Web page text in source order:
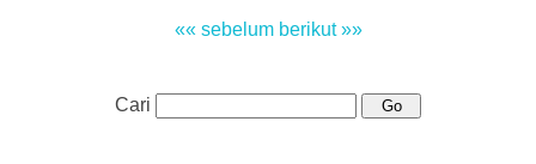
«« sebelum berikut »»
Cari